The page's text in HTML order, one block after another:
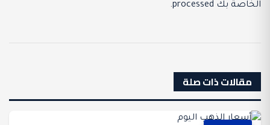
الخاصة بك processed
.
مقالات ذات صلة